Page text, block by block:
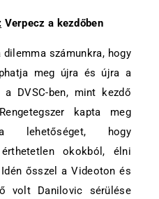
Verpecz a kezdőben
dilemma számunkra, hogy
meg újra és újra a
a DVSC-ben, mint kezdő
kapta meg
lehetőséget, hogy
okokból, élni
ősszel a Videoton és
volt Danilovic sérülése